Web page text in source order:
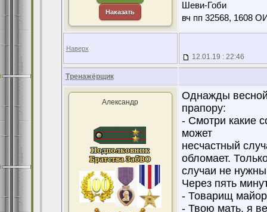
Наказать
Шеви-Гоби
вч пп 32568, 1608
Наверх
12.01.19 : 22:46
Тренажёрщик
Александр
Однажды
прапору:
- Смотри какие
может
несчастный
обломает.
случаи не
Через пять
- Товарищ
- Твою мать, я